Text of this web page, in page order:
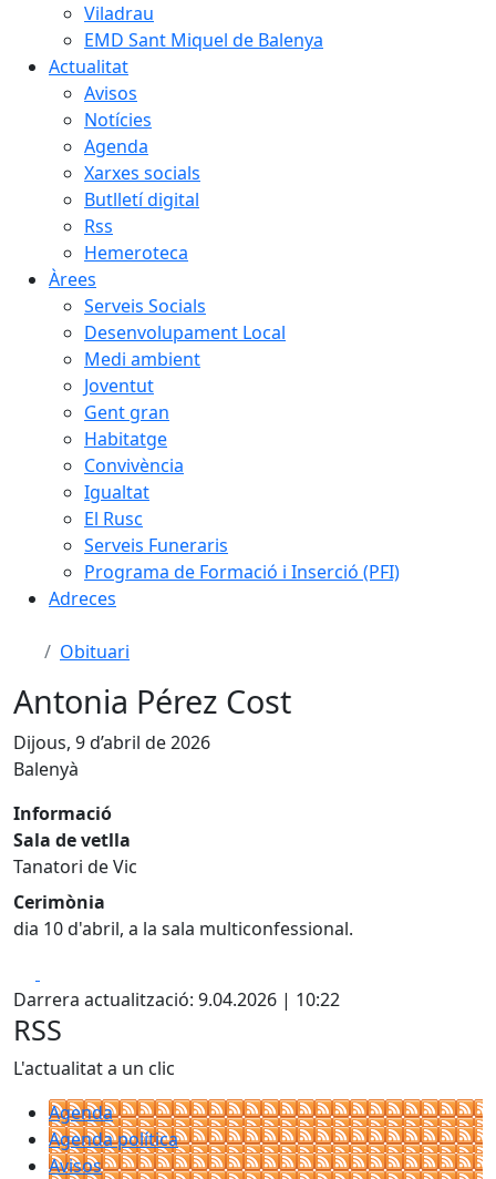
Viladrau
EMD Sant Miquel de Balenya
Actualitat
Avisos
Notícies
Agenda
Xarxes socials
Butlletí digital
Rss
Hemeroteca
Àrees
Serveis Socials
Desenvolupament Local
Medi ambient
Joventut
Gent gran
Habitatge
Convivència
Igualtat
El Rusc
Serveis Funeraris
Programa de Formació i Inserció (PFI)
Adreces
Obituari
Antonia Pérez Cost
Dijous, 9 d’abril de 2026
Balenyà
Informació
Sala de vetlla
Tanatori de Vic
Cerimònia
dia 10 d'abril, a la sala multiconfessional.
Darrera actualització: 9.04.2026 | 10:22
RSS
L'actualitat a un clic
Agenda
Agenda política
Avisos